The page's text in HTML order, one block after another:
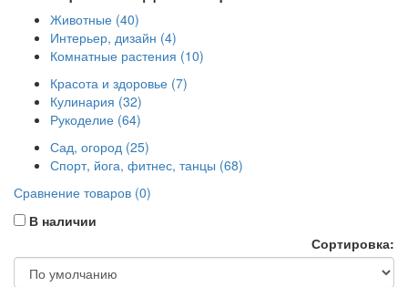
Животные (40)
Интерьер, дизайн (4)
Комнатные растения (10)
Красота и здоровье (7)
Кулинария (32)
Рукоделие (64)
Сад, огород (25)
Спорт, йога, фитнес, танцы (68)
Сравнение товаров (0)
В наличии
Сортировка: